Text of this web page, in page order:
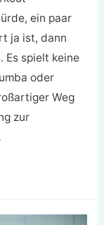
ein paar
ja ist, dann
Es spielt keine
oder
Weg
zur